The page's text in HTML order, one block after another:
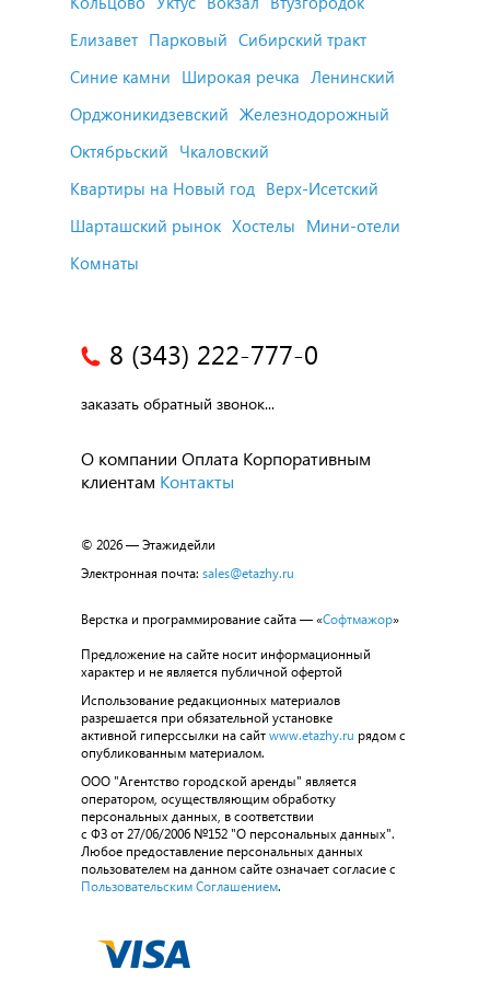
Елизавет Парковый Сибирский тракт
Синие камни Широкая речка Ленинский
Орджоникидзевский Железнодорожный
Октябрьский Чкаловский
Квартиры на Новый год Верх-Исетский
Шарташский рынок Хостелы Мини-отели
Комнаты
8 (343) 222-777-0
заказать обратный звонок...
О компании Оплата Корпоративным
клиентам Контакты
© 2026 — Этажидейли
Электронная почта: sales@etazhy.ru
Верстка и программирование сайта — «Софтмажор»
Предложение на сайте носит информационный
характер и не является публичной офертой
Использование редакционных материалов
разрешается при обязательной установке
активной гиперссылки на сайт www.etazhy.ru рядом с
опубликованным материалом.
ООО "Агентство городской аренды" является
оператором, осуществляющим обработку
персональных данных, в соответствии
с ФЗ от 27/06/2006 №152 "О персональных данных".
Любое предоставление персональных данных
пользователем на данном сайте означает согласие с
Пользовательским Соглашением.